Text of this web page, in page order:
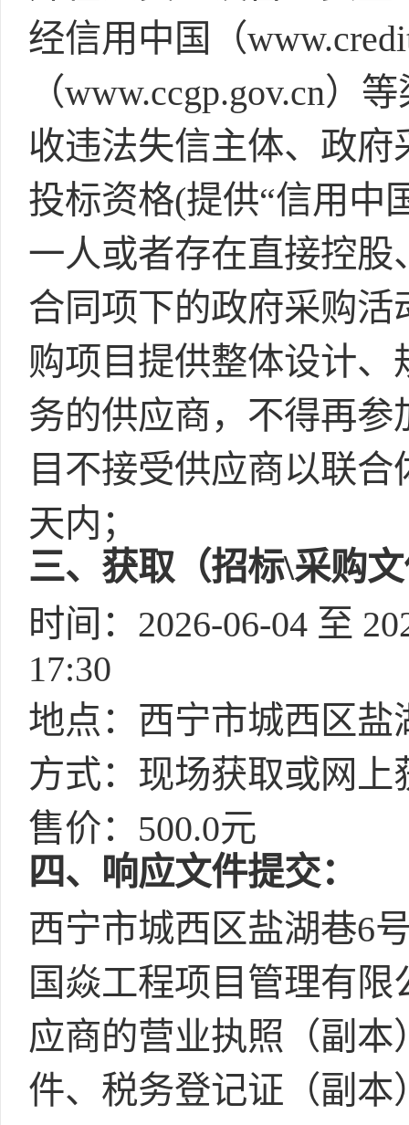
经信用中国（
（www.ccgp.gov.cn）
收违法失信主体、政
投标资格(提供“信用中
一人或者存在直接控
合同项下的政府采购
购项目提供整体设计
务的供应商，不得再
目不接受供应商以联
天内；
三、获取（招标\采购
时间：2026-06-04 至
17:30
地点：西宁市城西区盐
方式：现场获取或网上
售价：500.0元
四、响应文件提交：
西宁市城西区盐湖巷6
国焱工程项目管理有
应商的营业执照（副
件、税务登记证（副